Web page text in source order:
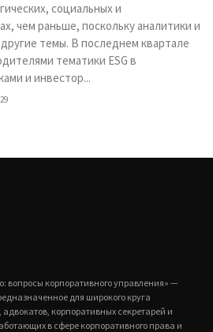
социальных и
чем раньше, поскольку аналитики и
темы. В последнем квартале
тематики ESG в
и инвестор...
вопросы корпоративного управления» —
для широкого круга
адвокатов, корпоративных секретарей и
в сфере корпоративного права и